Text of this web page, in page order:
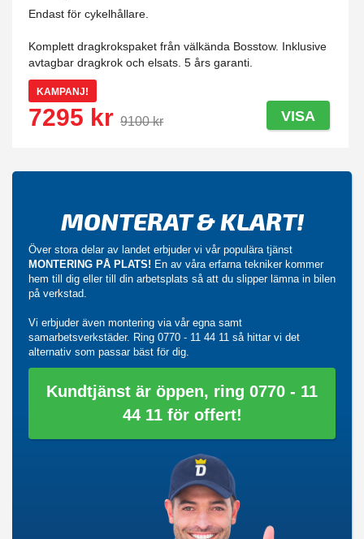
Endast för cykelhållare.
Komplett dragkrokspaket från välkända Bosstow. Inklusive
avtagbar dragkrok och elsats. 5 års garanti.
KAMPANJ!
7295 kr 9100 kr VISA
MONTERAT & KLART!
Över stora delar av landet erbjuder vi vår populära tjänst
MONTERING PÅ PLATS! En av våra erfarna tekniker kommer
hem till dig eller till din arbetsplats så att du slipper lämna in bilen
på verkstad.
Vi erbjuder även montering via vår egna samt
samarbetsverkstäder. Ring 0770 - 11 44 11 så hittar vi det
alternativ som passar bäst för dig.
Kundtjänst är öppen, ring 0770 - 11
44 11 för offert!